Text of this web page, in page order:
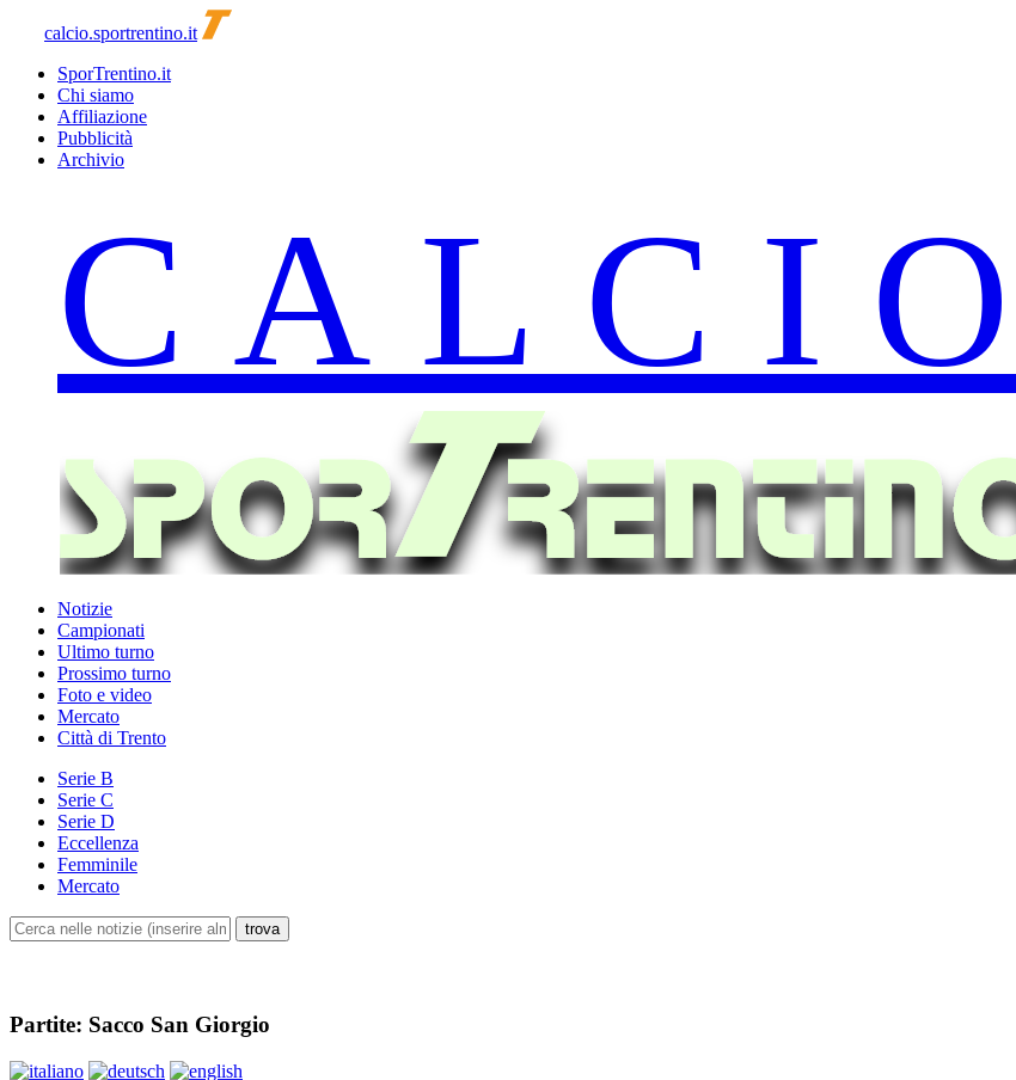
calcio.sportrentino.it
SporTrentino.it
Chi siamo
Affiliazione
Pubblicità
Archivio
Notizie
Campionati
Ultimo turno
Prossimo turno
Foto e video
Mercato
Città di Trento
Serie B
Serie C
Serie D
Eccellenza
Femminile
Mercato
Partite: Sacco San Giorgio